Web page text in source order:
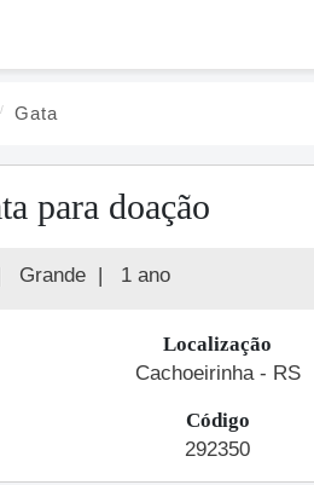
Gata
para doação
Grande | 1 ano
Localização
Cachoeirinha - RS
Código
292350